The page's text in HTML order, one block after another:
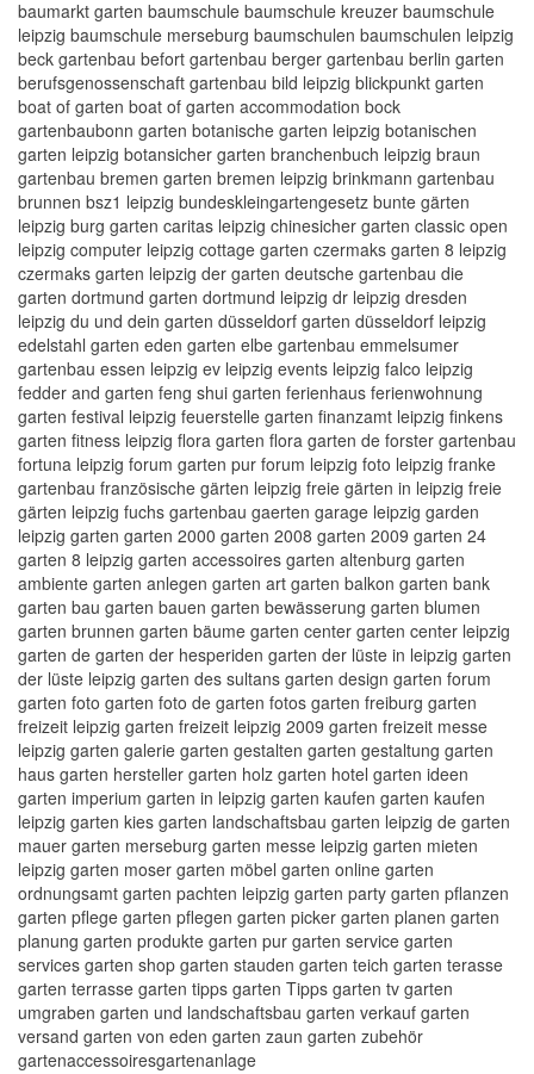
baumarkt garten baumschule baumschule kreuzer baumschule
leipzig baumschule merseburg baumschulen baumschulen leipzig
beck gartenbau befort gartenbau berger gartenbau berlin garten
berufsgenossenschaft gartenbau bild leipzig blickpunkt garten
boat of garten boat of garten accommodation bock
gartenbaubonn garten botanische garten leipzig botanischen
garten leipzig botansicher garten branchenbuch leipzig braun
gartenbau bremen garten bremen leipzig brinkmann gartenbau
brunnen bsz1 leipzig bundeskleingartengesetz bunte gärten
leipzig burg garten caritas leipzig chinesicher garten classic open
leipzig computer leipzig cottage garten czermaks garten 8 leipzig
czermaks garten leipzig der garten deutsche gartenbau die
garten dortmund garten dortmund leipzig dr leipzig dresden
leipzig du und dein garten düsseldorf garten düsseldorf leipzig
edelstahl garten eden garten elbe gartenbau emmelsumer
gartenbau essen leipzig ev leipzig events leipzig falco leipzig
fedder and garten feng shui garten ferienhaus ferienwohnung
garten festival leipzig feuerstelle garten finanzamt leipzig finkens
garten fitness leipzig flora garten flora garten de forster gartenbau
fortuna leipzig forum garten pur forum leipzig foto leipzig franke
gartenbau französische gärten leipzig freie gärten in leipzig freie
gärten leipzig fuchs gartenbau gaerten garage leipzig garden
leipzig garten garten 2000 garten 2008 garten 2009 garten 24
garten 8 leipzig garten accessoires garten altenburg garten
ambiente garten anlegen garten art garten balkon garten bank
garten bau garten bauen garten bewässerung garten blumen
garten brunnen garten bäume garten center garten center leipzig
garten de garten der hesperiden garten der lüste in leipzig garten
der lüste leipzig garten des sultans garten design garten forum
garten foto garten foto de garten fotos garten freiburg garten
freizeit leipzig garten freizeit leipzig 2009 garten freizeit messe
leipzig garten galerie garten gestalten garten gestaltung garten
haus garten hersteller garten holz garten hotel garten ideen
garten imperium garten in leipzig garten kaufen garten kaufen
leipzig garten kies garten landschaftsbau garten leipzig de garten
mauer garten merseburg garten messe leipzig garten mieten
leipzig garten moser garten möbel garten online garten
ordnungsamt garten pachten leipzig garten party garten pflanzen
garten pflege garten pflegen garten picker garten planen garten
planung garten produkte garten pur garten service garten
services garten shop garten stauden garten teich garten terasse
garten terrasse garten tipps garten Tipps garten tv garten
umgraben garten und landschaftsbau garten verkauf garten
versand garten von eden garten zaun garten zubehör
gartenaccessoiresgartenanlage